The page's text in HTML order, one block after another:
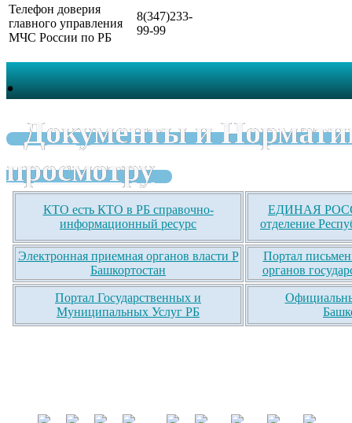
Телефон доверия
главного управления
МЧС России по РБ
8(347)233-
99-99
.
Документы и
просмотру
КТО есть КТО в РБ справочно-
информационный ресурс
ЕДИНАЯ
отделение
Электронная приемная органов власти Р
Башкортостан
Портал
органов
Портал Государственных и
Муниципальных Услуг РБ